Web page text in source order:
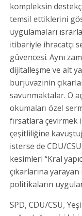
kompleksin
temsil ettiklerini
uygulamaları
itibariyle ihracatçı
güvencesi. Aynı
dijitalleşme ve alt
burjuvazinin
savunmaktalar. O
okumaları özel
fırsatlara çevirmek
çeşitliliğine
isterse de CDU/
kesimleri “Kral
çıkarlarına
politikaların
SPD, CDU/CSU,